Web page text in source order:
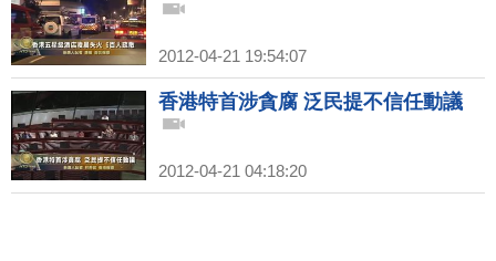
2012-04-21 19:54:07
香港特首涉貪腐 泛民提不信任動議
2012-04-21 04:18:20